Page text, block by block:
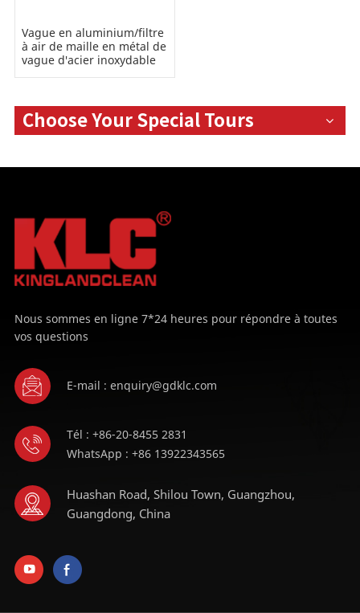
Vague en aluminium/filtre
à air de maille en métal de
vague d'acier inoxydable
Choose Your Special Tours
Nous sommes en ligne 7*24 heures pour répondre à toutes
vos questions
E-mail : enquiry@gdklc.com
Tél : +86-20-8455 2831
WhatsApp : +86 13922343565
Huashan Road, Shilou Town, Guangzhou,
Guangdong, China